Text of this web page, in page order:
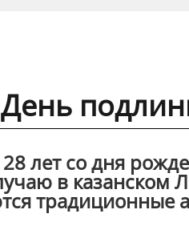
лет со дня
в казанском
традиционные